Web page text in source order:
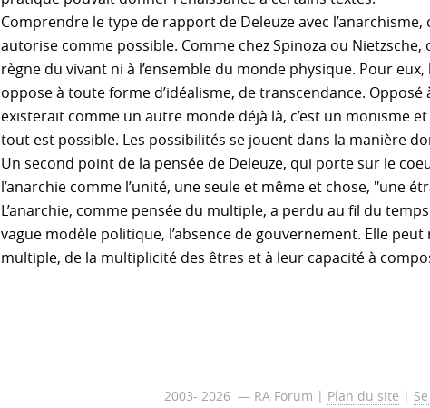
Comprendre le type de rapport de Deleuze avec
autorise comme possible. Comme chez Spinoza ou
règne du vivant ni à l’ensemble du monde physique. Pour eux,
oppose à toute forme d’idéalisme, de transcendance.
existerait comme un autre monde déjà là, c’est un monisme
tout est possible. Les possibilités se jouent dans la manière
Un second point de la pensée de Deleuze, qui porte sur le
l’anarchie comme l’unité, une seule et même et chose, "une
L’anarchie, comme pensée du multiple, a perdu au fil du
vague modèle politique, l’absence de gouvernement. Elle
multiple, de la multiplicité des êtres et à leur capacité à
2003- 2026 — RA Forum | Plan du site |